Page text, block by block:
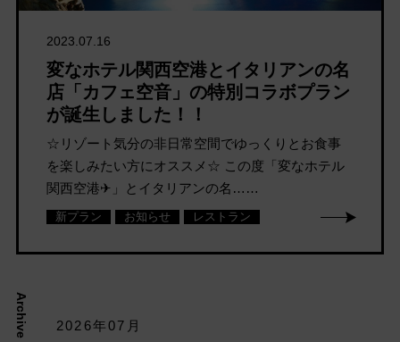
2023.07.16
変なホテル関西空港とイタリアンの名
店「カフェ空音」の特別コラボプラン
が誕生しました！！
☆リゾート気分の非日常空間でゆっくりとお食事
を楽しみたい方にオススメ☆ この度「変なホテル
関西空港✈」とイタリアンの名……
新プラン お知らせ レストラン
Archive
2026年07月